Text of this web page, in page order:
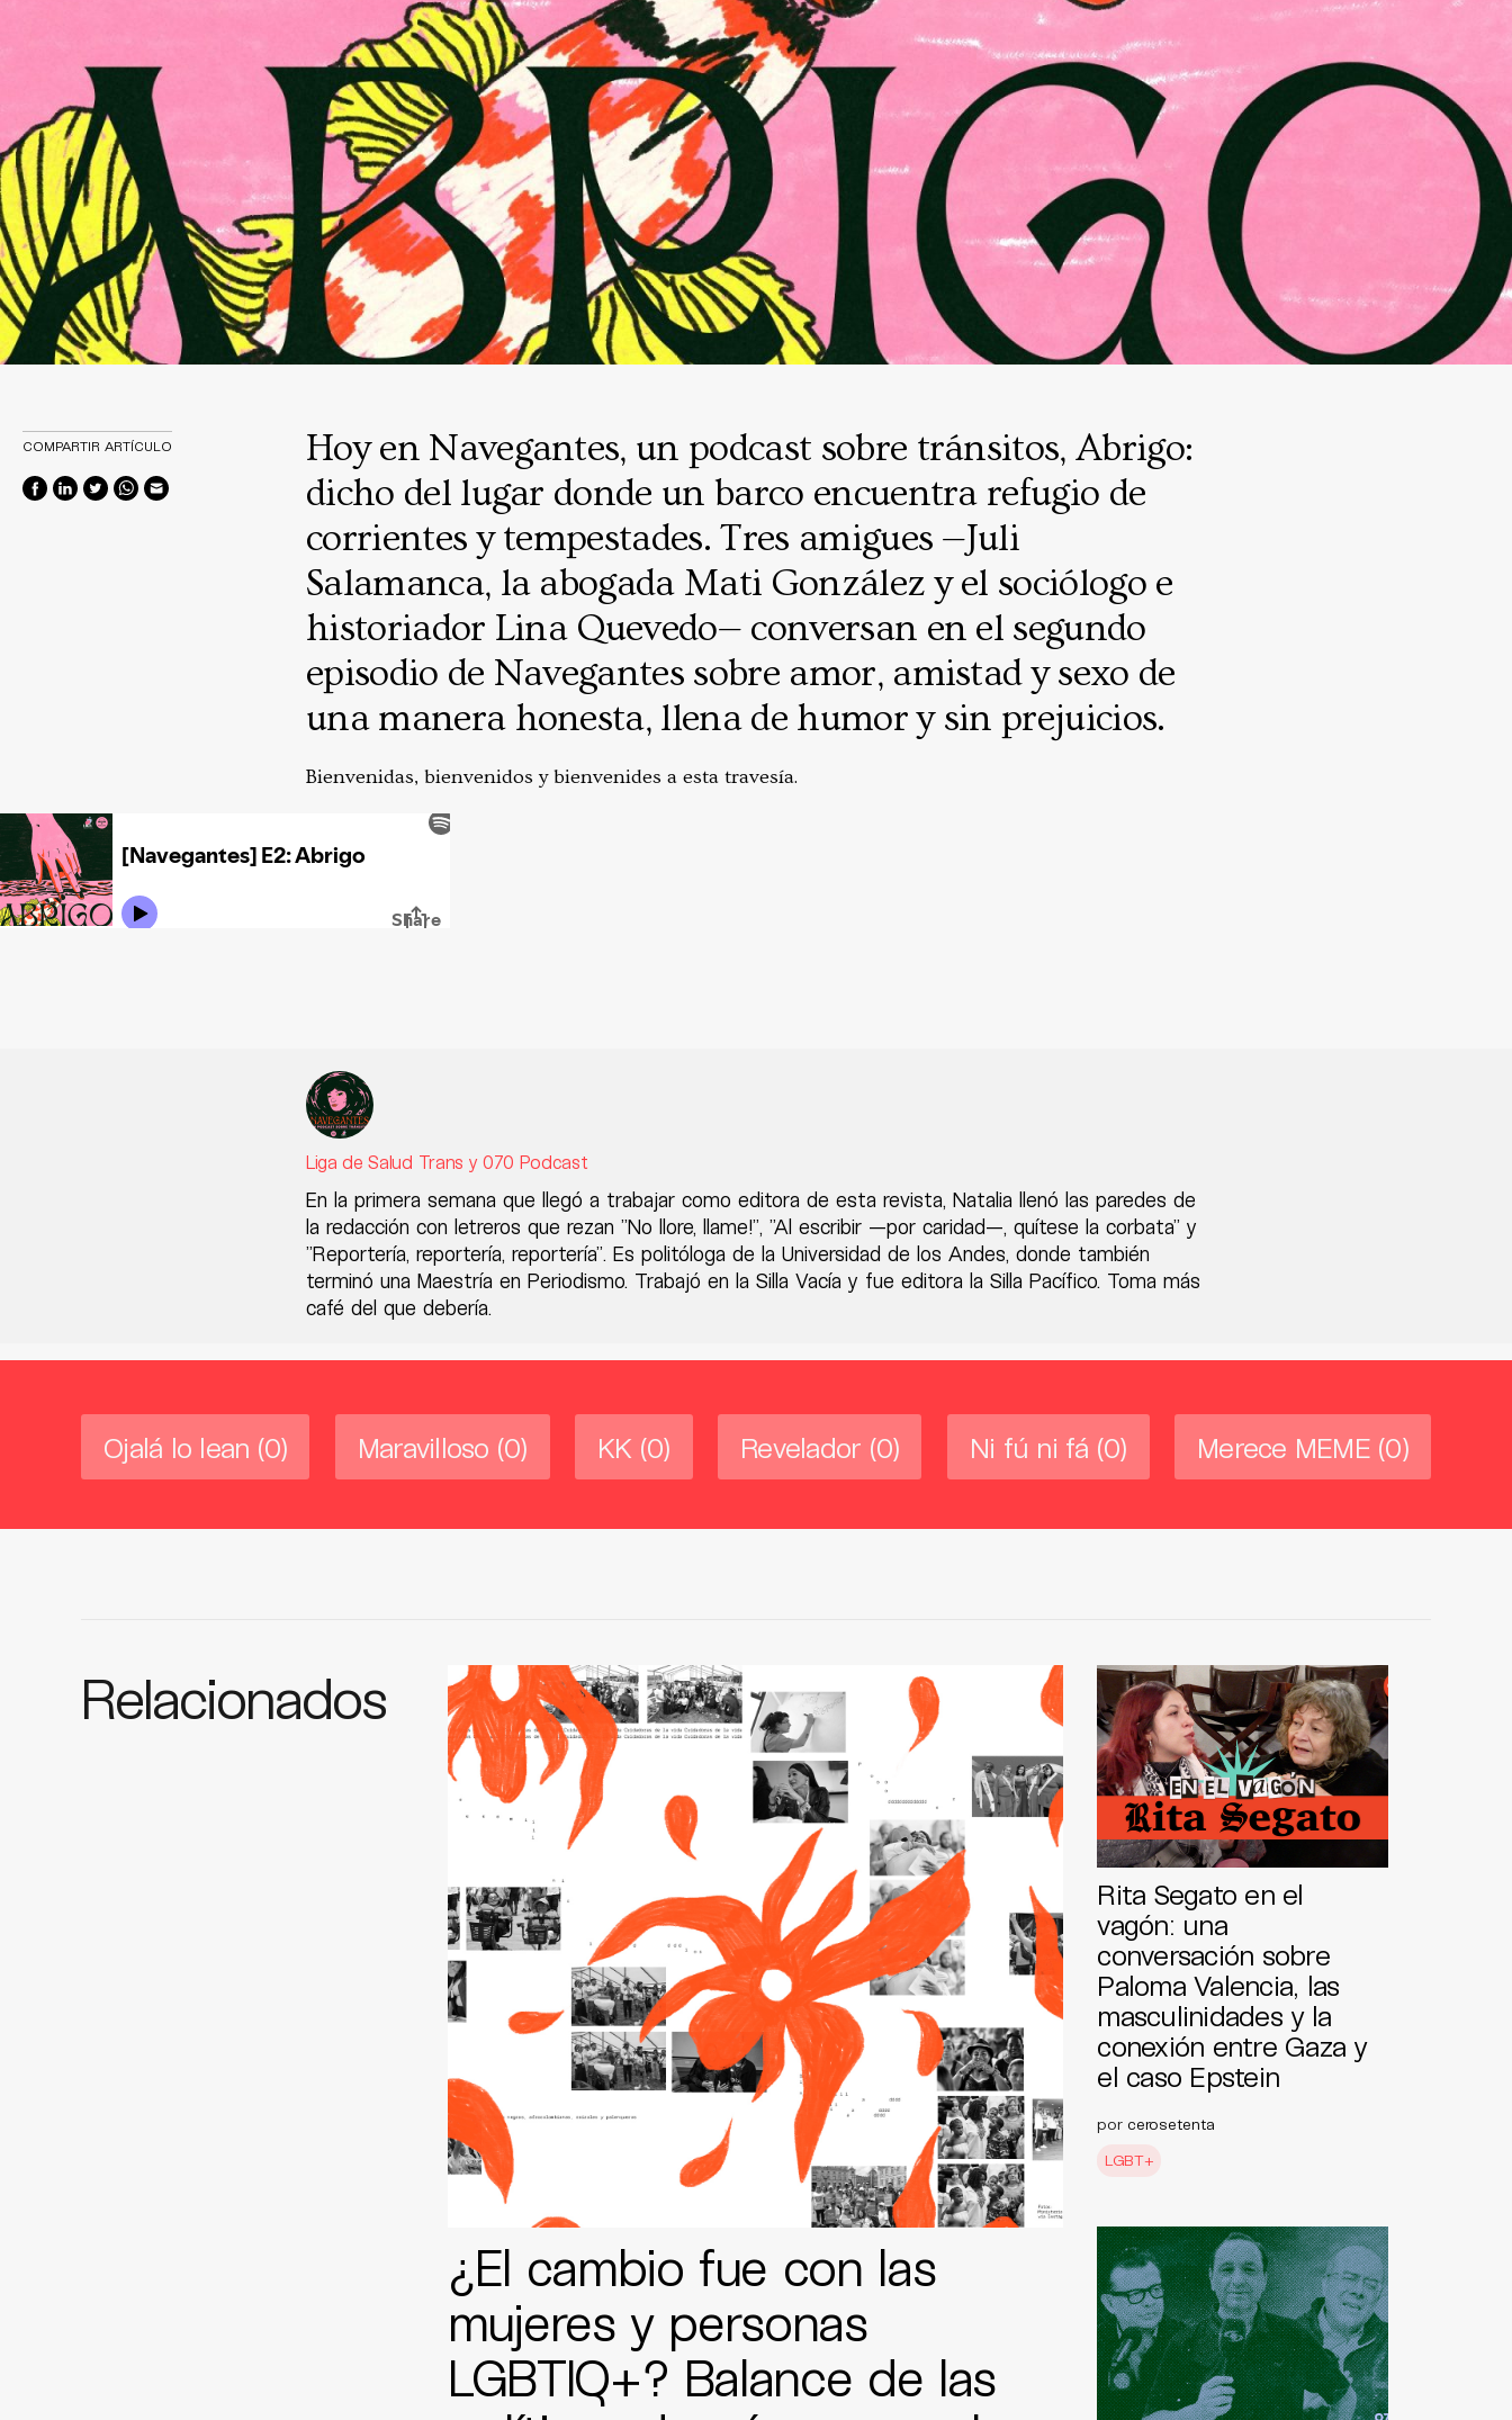
Hoy en Navegantes, un podcast sobre tránsitos, Abrigo:
dicho del lugar donde un barco encuentra refugio de
corrientes y tempestades. Tres amigues —Juli
Salamanca, la abogada Mati González y el sociólogo e
historiador Lina Quevedo— conversan en el segundo
episodio de Navegantes sobre amor, amistad y sexo de
una manera honesta, llena de humor y sin prejuicios.
Bienvenidas, bienvenidos y bienvenides a esta travesía.
COMPARTIR ARTÍCULO
Liga de Salud Trans y 070 Podcast
En la primera semana que llegó a trabajar como editora de esta revista, Natalia llenó las paredes de
la redacción con letreros que rezan "No llore, llame!", "Al escribir —por caridad—, quítese la corbata" y
"Reportería, reportería, reportería". Es politóloga de la Universidad de los Andes, donde también
terminó una Maestría en Periodismo. Trabajó en la Silla Vacía y fue editora la Silla Pacífico. Toma más
café del que debería.
Ojalá lo lean (0) Maravilloso (0) KK (0) Revelador (0) Ni fú ni fá (0) Merece MEME (0)
Relacionados
¿El cambio fue con las
mujeres y personas
LGBTIQ+? Balance de las
Rita Segato en el
vagón: una
conversación sobre
Paloma Valencia, las
masculinidades y la
conexión entre Gaza y
el caso Epstein
por cerosetenta
LGBT+